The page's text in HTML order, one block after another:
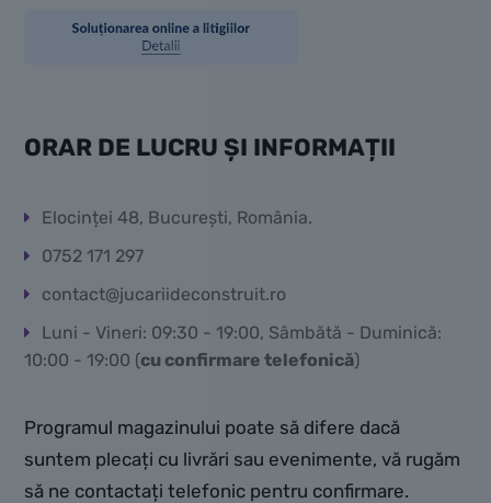
ORAR DE LUCRU ȘI INFORMAȚII
Elocinței 48, București, România.
0752 171 297
contact@jucariideconstruit.ro
Luni - Vineri: 09:30 - 19:00, Sâmbătă - Duminică:
10:00 - 19:00 (cu confirmare telefonică)
Programul magazinului poate să difere dacă
suntem plecați cu livrări sau evenimente, vă rugăm
să ne contactați telefonic pentru confirmare.